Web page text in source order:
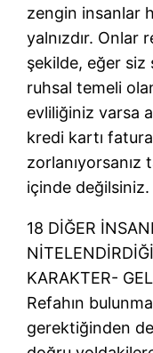
zengin insanlar
yalnızdır. Onlar
şekilde, eğer siz
ruhsal temeli
evliliğiniz varsa
kredi kartı
zorlanıyorsanız
içinde değilsiniz.
18 DİĞER
KARAKTER-
Refahın
gerektiğinden